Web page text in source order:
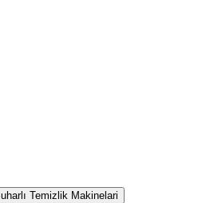
Temizlik Makinelari